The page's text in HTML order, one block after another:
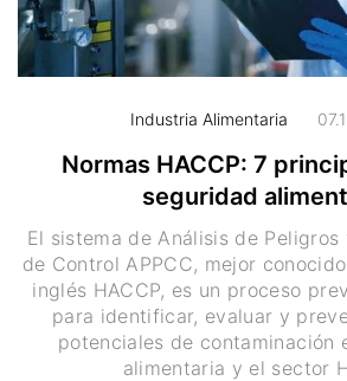
Industria Alimentaria
Normas HACCP: 7
seguridad
El sistema de Análisis de
de Control APPCC, mejor
inglés HACCP, es un proceso
para identificar, evaluar y
potenciales de contaminación
alimentaria y el sector